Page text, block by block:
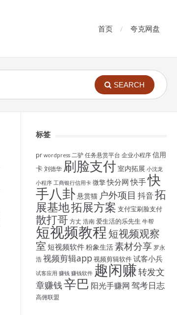
首页 夸克网盘
SEARCH
标签
pr wordpress 二驴任务悬赏平台 企业小程序信用
卡刘德华 刷脸支付 室内拓展 小沈龙
小程序 工商银行信用卡 微擎快分网 快手快
手八卦悬赏猫 户外项目 抖音拓
展基地拓展方案 支付宝刷脸支付
散打哥 方丈 浩南爱生活的乐先生 牛帮
短视频教程 短视频观察
室 短视频软件粉象生活素材分享 罗永
浩视频剪辑app 视频剪辑软件试客小兵
试客应用 赚钱 赚钱软件 趣闲赚转发文
章赚钱辛巴 阳光手赚网驾考日志
高佣联盟